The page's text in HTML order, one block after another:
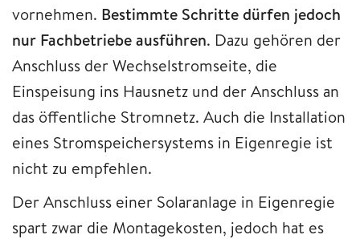
vornehmen. Bestimmte Schritte dürfen jedoch
nur Fachbetriebe ausführen. Dazu gehören der
Anschluss der Wechselstromseite, die
Einspeisung ins Hausnetz und der Anschluss an
das öffentliche Stromnetz. Auch die Installation
eines Stromspeichersystems in Eigenregie ist
nicht zu empfehlen.
Der Anschluss einer Solaranlage in Eigenregie
spart zwar die Montagekosten, jedoch hat es